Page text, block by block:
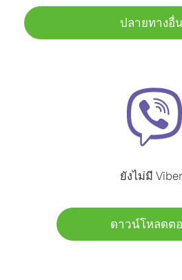
ปลายทางอื่
ยังไม่มี
ดาวน์โหลดต